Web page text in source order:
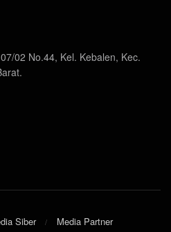
02 No.44, Kel. Kebalen, Kec.
Siber Media Partner